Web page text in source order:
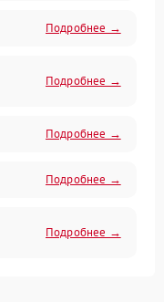
Подробнее →
Подробнее →
Подробнее →
Подробнее →
Подробнее →